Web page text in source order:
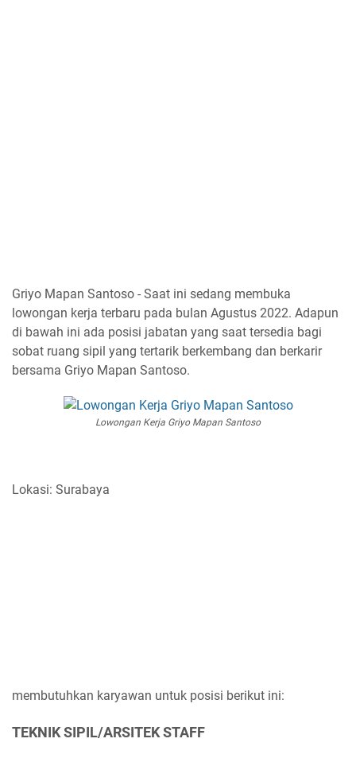
Griyo Mapan Santoso - Saat ini sedang membuka
lowongan kerja terbaru pada bulan Agustus 2022. Adapun
di bawah ini ada posisi jabatan yang saat tersedia bagi
sobat ruang sipil yang tertarik berkembang dan berkarir
bersama Griyo Mapan Santoso.
Lowongan Kerja Griyo Mapan Santoso
Lokasi: Surabaya
membutuhkan karyawan untuk posisi berikut ini:
TEKNIK SIPIL/ARSITEK STAFF